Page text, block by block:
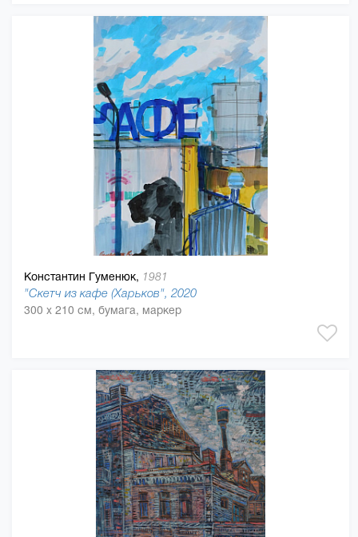
Константин Гуменюк, 1981
"Скетч из кафе (Харьков", 2020
300 x 210 см, бумага, маркер